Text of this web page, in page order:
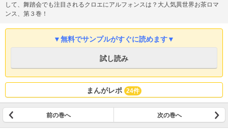
して、舞踏会でも注目されるクロエにアルフォンスは？大人気異世界お茶ロマ
ンス、第３巻！
▼無料でサンプルがすぐに読めます▼
試し読み
まんがレポ 24件
前の巻へ 次の巻へ